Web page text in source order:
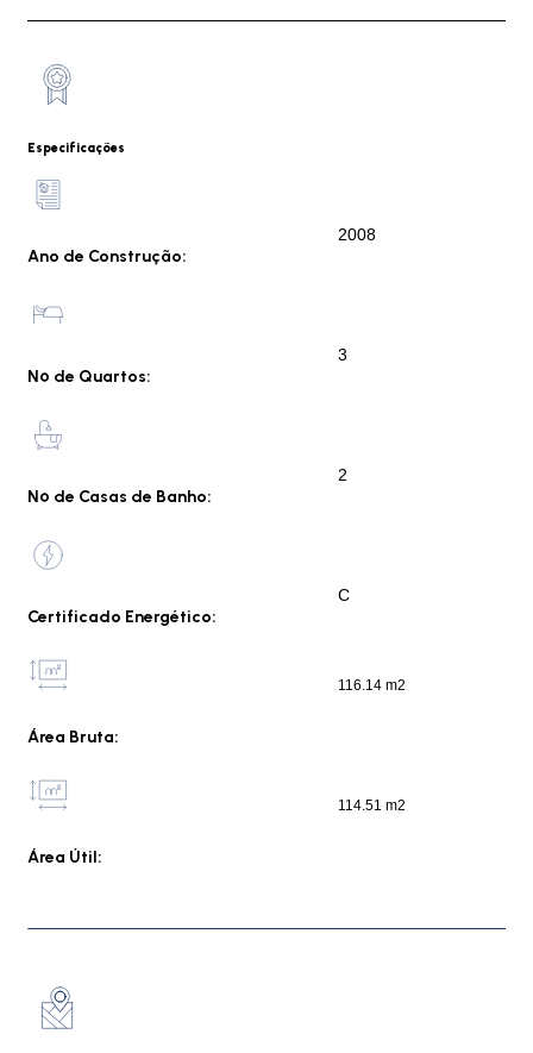
Especificações
Ano de Construção:
2008
Nº de Quartos:
3
Nº de Casas de Banho:
2
Certificado Energético:
C
Área Bruta:
116.14 m2
Área Útil:
114.51 m2